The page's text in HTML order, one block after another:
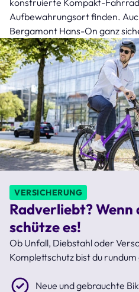
Aufbewahrungsort finden.
Bergamont Hans-On ganz
VERSICHERUNG
Radverliebt? Wenn
schütze es!
Ob Unfall, Diebstahl oder
Komplettschutz bist du
Neue und gebrauchte